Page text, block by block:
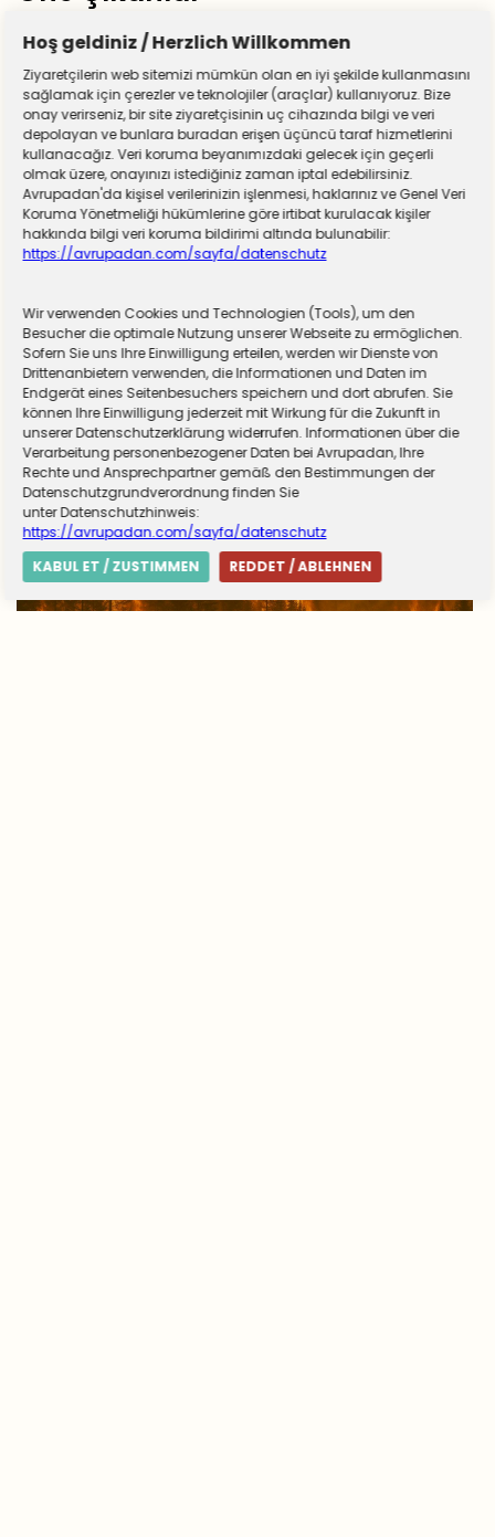
Almanya zorunlu askerliğe hazırlanıyor! Sivil
hizmet için düğmeye basıldı
Hoş geldiniz / Herzlich Willkommen
Ziyaretçilerin web sitemizi mümkün olan en iyi şekilde kullanmasını
sağlamak için çerezler ve teknolojiler (araçlar) kullanıyoruz. Bize
onay verirseniz, bir site ziyaretçisinin uç cihazında bilgi ve veri
depolayan ve bunlara buradan erişen üçüncü taraf hizmetlerini
kullanacağız. Veri koruma beyanımızdaki gelecek için geçerli
olmak üzere, onayınızı istediğiniz zaman iptal edebilirsiniz.
Avrupadan'da kişisel verilerinizin işlenmesi, haklarınız ve Genel Veri
Koruma Yönetmeliği hükümlerine göre irtibat kurulacak kişiler
hakkında bilgi veri koruma bildirimi altında bulunabilir:
https://avrupadan.com/sayfa/datenschutz
Wir verwenden Cookies und Technologien (Tools), um den
Besucher die optimale Nutzung unserer Webseite zu ermöglichen.
Sofern Sie uns Ihre Einwilligung erteilen, werden wir Dienste von
Drittenanbietern verwenden, die Informationen und Daten im
Endgerät eines Seitenbesuchers speichern und dort abrufen. Sie
können Ihre Einwilligung jederzeit mit Wirkung für die Zukunft in
unserer Datenschutzerklärung widerrufen. Informationen über die
Verarbeitung personenbezogener Daten bei Avrupadan, Ihre
Rechte und Ansprechpartner gemäß den Bestimmungen der
Datenschutzgrundverordnung finden Sie
unter Datenschutzhinweis:
https://avrupadan.com/sayfa/datenschutz
KABUL ET / ZUSTIMMEN
REDDET / ABLEHNEN